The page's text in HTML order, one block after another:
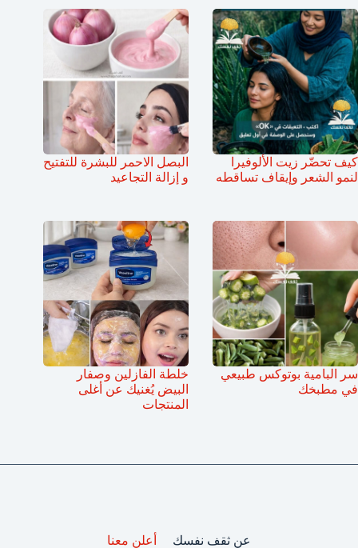
كيف تحضّر زيت الألوفيرا
لنمو الشعر وإيقاف تساقطه
البصل الاحمر للبشرة للتفتيح
و إزالة التجاعيد
سر البامية بوتوكس طبيعي
في مطبخك
خلطة الفازلين وصفار
البيض يُغنيك عن أغلى
المنتجات
عن ثقف نفسك أعلن معنا